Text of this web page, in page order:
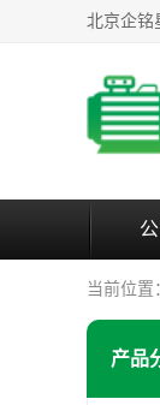
当前位置
产品